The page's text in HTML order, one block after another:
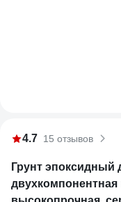
4.7 15 отзывов
Грунт эпоксидный
двухкомпонентная